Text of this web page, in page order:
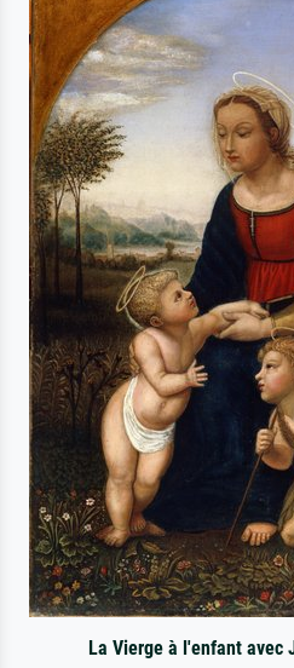
La Vierge à l'enfant avec